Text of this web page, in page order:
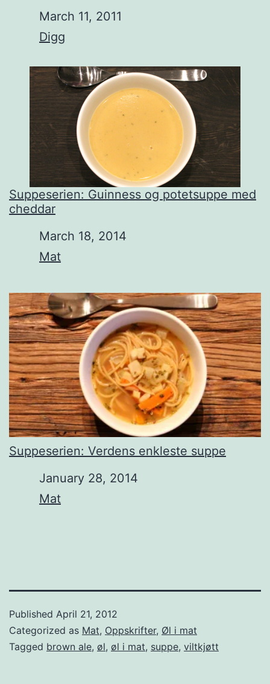
March 11, 2011
In relation to
Digg
Suppeserien: Guinness og potetsuppe med
cheddar
March 18, 2014
In relation to
Mat
Suppeserien: Verdens enkleste suppe
January 28, 2014
In relation to
Mat
Published April 21, 2012
Categorized as Mat, Oppskrifter, Øl i mat
Tagged brown ale, øl, øl i mat, suppe, viltkjøtt